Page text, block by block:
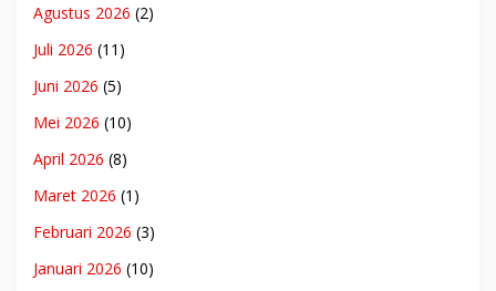
Agustus 2026 (2)
Juli 2026 (11)
Juni 2026 (5)
Mei 2026 (10)
April 2026 (8)
Maret 2026 (1)
Februari 2026 (3)
Januari 2026 (10)